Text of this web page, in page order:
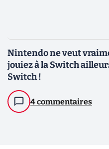
Nintendo ne veut
jouiez à la Switch
Switch !
4 commentaires